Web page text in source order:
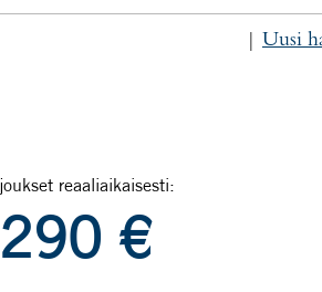
Uusi
reaaliaikaisesti:
290 €